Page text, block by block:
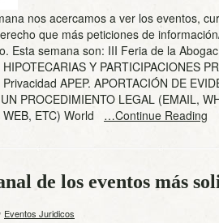
nos acercamos a ver los eventos,
que más peticiones de
Esta semana son: III Feria de la
Y PARTICIPACIONES
APEP. APORTACIÓN DE
PROCEDIMIENTO LEGAL (EMAIL,
WEB, ETC) World …Continue Reading
de los eventos más
Eventos Juridicos